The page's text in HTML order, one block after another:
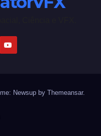
Newsup by Themeansar.